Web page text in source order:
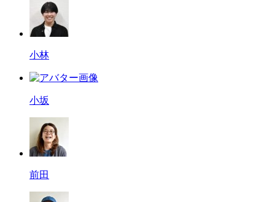
小林
小坂
前田